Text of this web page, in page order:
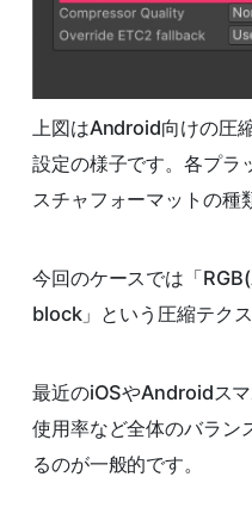
上図はAndroid向けの圧
設定の様子です。各プラ
スチャフォーマットの種
今回のケースでは「
block」という圧縮テク
最近のiOSやAndroidス
使用率など全体のバラン
るのが一般的です。